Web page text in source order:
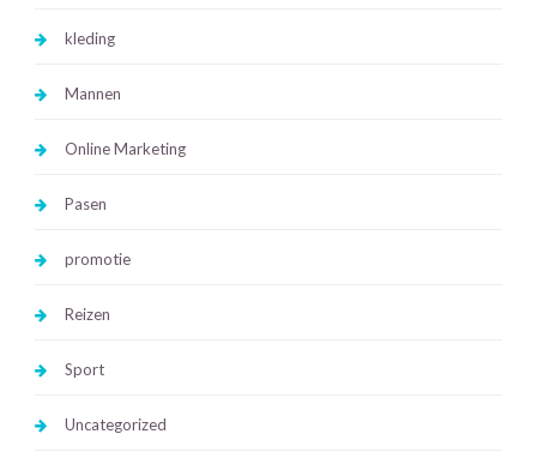
kleding
Mannen
Online Marketing
Pasen
promotie
Reizen
Sport
Uncategorized